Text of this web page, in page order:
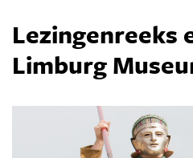
Lezingenreeks
Limburg